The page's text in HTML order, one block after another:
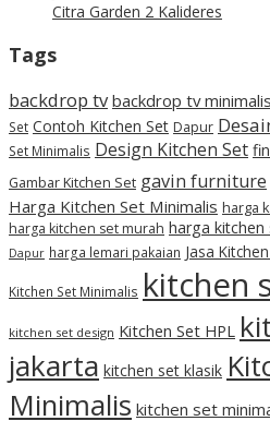
Citra Garden 2 Kalideres
Tags
backdrop tv backdrop tv minimalis
Set Contoh Kitchen Set Dapur
Set Minimalis Design Kitchen Set
Gambar Kitchen Set gavin furniture
Harga Kitchen Set Minimalis harga
harga kitchen set murah harga
Dapur harga lemari pakaian Jasa
Kitchen Set Minimalis kitchen
kitchen set design Kitchen Set HPL
jakarta kitchen set klasik
Minimalis kitchen set